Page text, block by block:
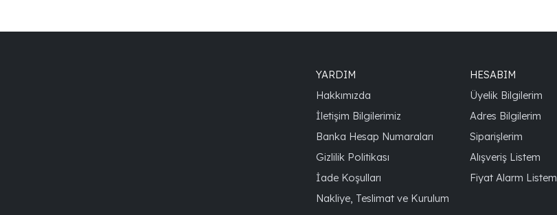
YARDIM
Hakkımızda
İletişim Bilgilerimiz
Banka Hesap Numaraları
Gizlilik Politikası
İade Koşulları
Nakliye, Teslimat ve Kurulum
HESABIM
Üyelik Bilgilerim
Adres Bilgilerim
Siparişlerim
Alışveriş Listem
Fiyat Alarm Listem